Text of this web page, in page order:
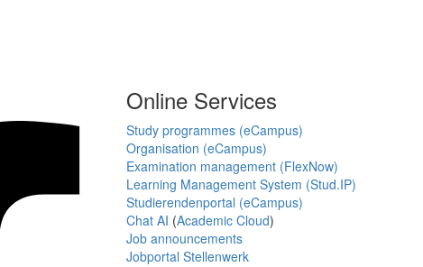
Online Services
Study programmes (eCampus)
Organisation (eCampus)
Examination management (FlexNow)
Learning Management System (Stud.IP)
Studierendenportal (eCampus)
Chat AI (Academic Cloud)
Job announcements
Jobportal Stellenwerk